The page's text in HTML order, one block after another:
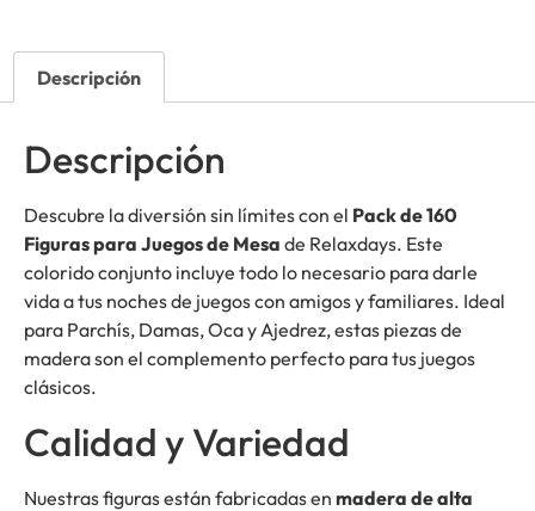
Descripción
Descripción
Descubre la diversión sin límites con el Pack de 160
Figuras para Juegos de Mesa de Relaxdays. Este
colorido conjunto incluye todo lo necesario para darle
vida a tus noches de juegos con amigos y familiares. Ideal
para Parchís, Damas, Oca y Ajedrez, estas piezas de
madera son el complemento perfecto para tus juegos
clásicos.
Calidad y Variedad
Nuestras figuras están fabricadas en madera de alta